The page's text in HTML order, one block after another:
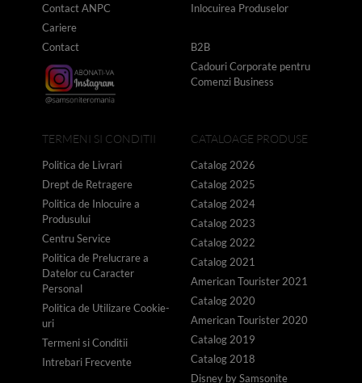
Contact ANPC
Cariere
Contact
Inlocuirea Produselor
B2B
Cadouri Corporate pentru
Comenzi Business
TERMENI SI CONDITII
Politica de Livrari
Drept de Retragere
Politica de Inlocuire a
Produsului
Centru Service
Politica de Prelucrare a
Datelor cu Caracter
Personal
Politica de Utilizare Cookie-
uri
Termeni si Conditii
Intrebari Frecvente
CATALOAGE PRODUSE
Catalog 2026
Catalog 2025
Catalog 2024
Catalog 2023
Catalog 2022
Catalog 2021
American Tourister 2021
Catalog 2020
American Tourister 2020
Catalog 2019
Catalog 2018
Disney by Samsonite